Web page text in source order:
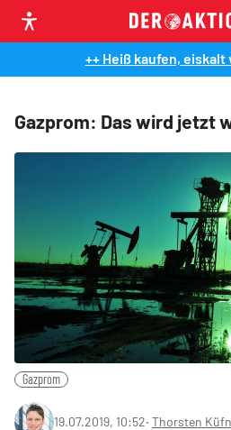
++ Heiß kaufen, eiskalt
Gazprom: Das wird jetzt
Gazprom
19.07.2019, 10:52‧ Thorsten